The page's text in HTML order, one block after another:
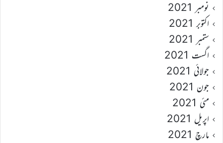
نومبر 2021
اکتوبر 2021
ستمبر 2021
اگست 2021
جولائی 2021
جون 2021
مئی 2021
اپریل 2021
مارچ 2021